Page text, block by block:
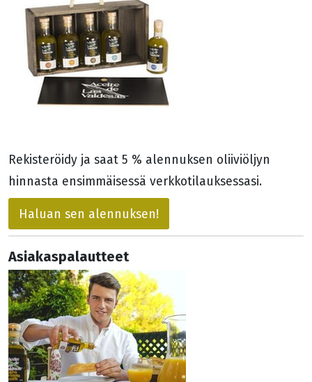
Rekisteröidy ja saat 5 % alennuksen oliiviöljyn
hinnasta ensimmäisessä verkkotilauksessasi.
Haluan sen alennuksen!
Asiakaspalautteet